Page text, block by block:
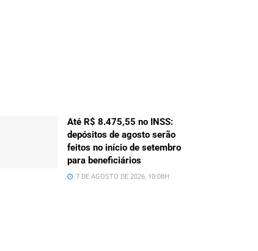
Até R$ 8.475,55 no INSS:
depósitos de agosto serão
feitos no início de setembro
para beneficiários
7 DE AGOSTO DE 2026, 10:08H